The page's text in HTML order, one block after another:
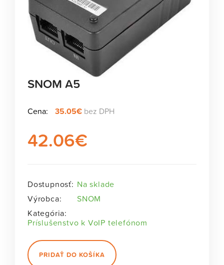
SNOM A5
Cena: 35.05€ bez DPH
42.06€
Dostupnosť: Na sklade
Výrobca:
SNOM
Kategória:
Príslušenstvo k VoIP telefónom
PRIDAŤ DO KOŠÍKA